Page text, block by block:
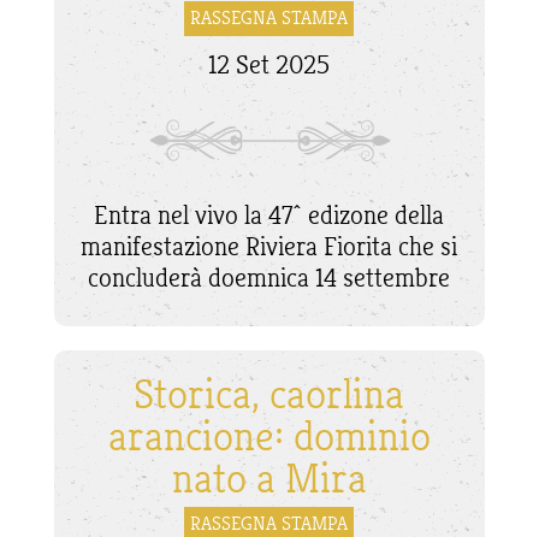
RASSEGNA STAMPA
12 Set 2025
Entra nel vivo la 47^ edizone della
manifestazione Riviera Fiorita che si
concluderà doemnica 14 settembre
Storica, caorlina
arancione: dominio
nato a Mira
RASSEGNA STAMPA